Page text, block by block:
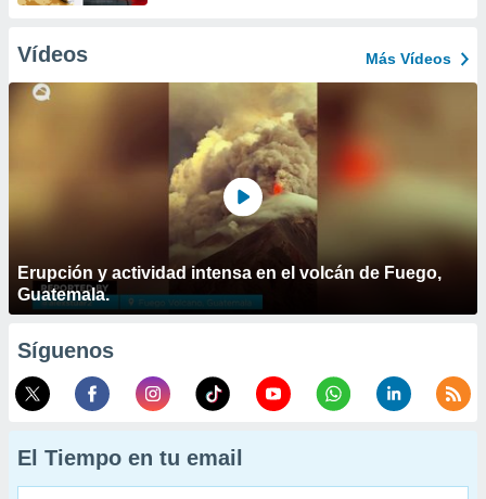
Vídeos Más Vídeos
Erupción y actividad intensa en el volcán de Fuego,
Guatemala.
Síguenos
El Tiempo en tu email